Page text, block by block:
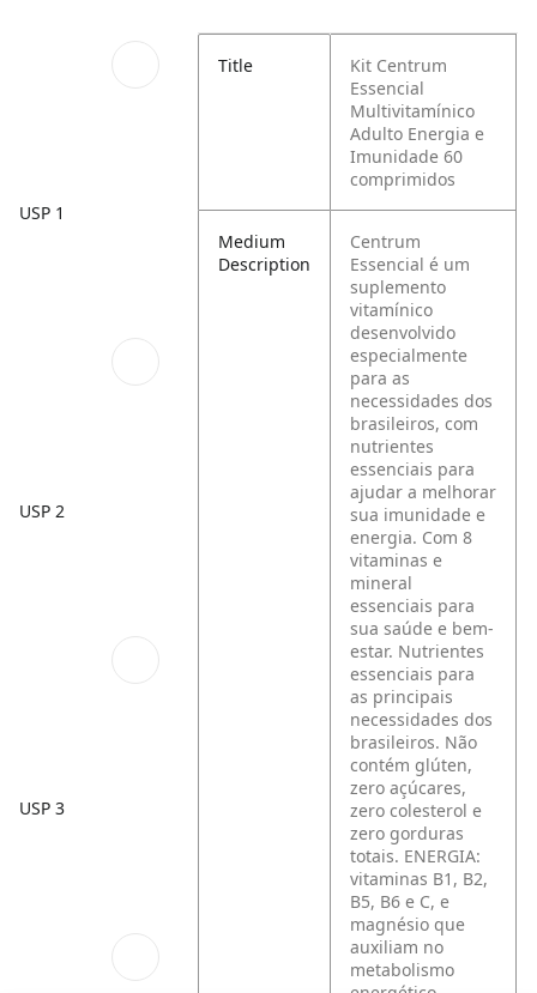
USP 1
USP 2
USP 3
Title
Kit Centrum
Essencial
Multivitamínico
Adulto Energia e
Imunidade 60
comprimidos
Medium
Description
Centrum
Essencial é um
suplemento
vitamínico
desenvolvido
especialmente
para as
necessidades dos
brasileiros, com
nutrientes
essenciais para
ajudar a melhorar
sua imunidade e
energia. Com 8
vitaminas e
mineral
essenciais para
sua saúde e bem-
estar. Nutrientes
essenciais para
as principais
necessidades dos
brasileiros. Não
contém glúten,
zero açúcares,
zero colesterol e
zero gorduras
totais. ENERGIA:
vitaminas B1, B2,
B5, B6 e C, e
magnésio que
auxiliam no
metabolismo